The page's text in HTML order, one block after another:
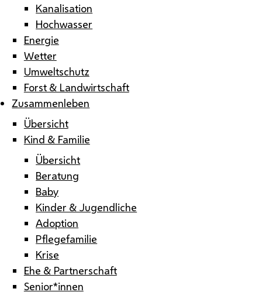
Kanalisation
Hochwasser
Energie
Wetter
Umweltschutz
Forst & Landwirtschaft
Zusammenleben
Übersicht
Kind & Familie
Übersicht
Beratung
Baby
Kinder & Jugendliche
Adoption
Pflegefamilie
Krise
Ehe & Partnerschaft
Senior*innen